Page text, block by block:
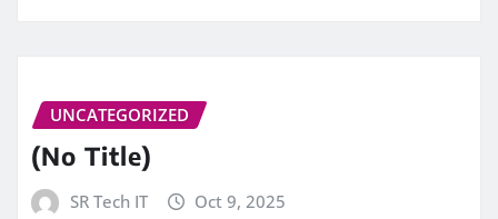
UNCATEGORIZED
(No Title)
SR Tech IT Oct 9, 2025